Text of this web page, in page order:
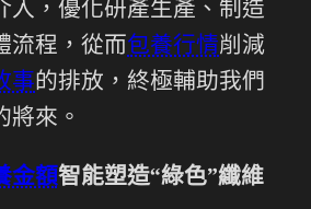
入，優化研產生產、制造
流程，從而包養行情削減
事的排放，終極輔助我們
將來。
金額智能塑造“綠色”纖維